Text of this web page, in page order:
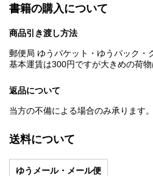
書籍の購入について
商品引き渡し方法
郵便局 ゆうパケット・ゆうパック
基本運賃は300円ですが大きめの荷物
返品について
当方の不備による場合のみ承ります。
送料について
ゆうメール・メール便